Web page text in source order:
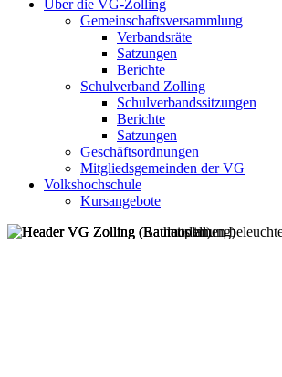
Über die VG-Zolling
Gemeinschaftsversammlung
Verbandsräte
Satzungen
Berichte
Schulverband Zolling
Schulverbandssitzungen
Berichte
Satzungen
Geschäftsordnungen
Mitgliedsgemeinden der VG
Volkshochschule
Kursangebote